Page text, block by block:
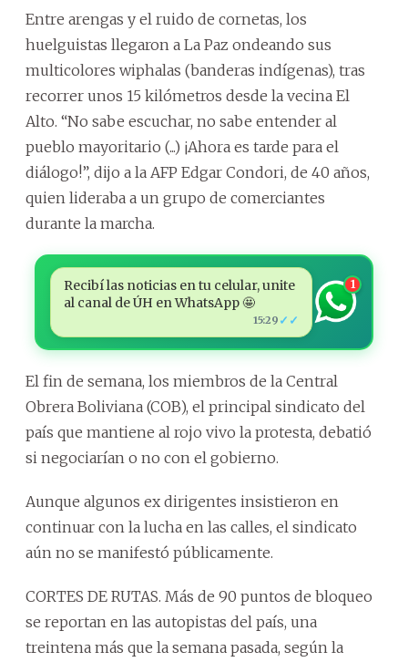
Entre arengas y el ruido de cornetas, los
huelguistas llegaron a La Paz ondeando sus
multicolores wiphalas (banderas indígenas), tras
recorrer unos 15 kilómetros desde la vecina El
Alto. “No sabe escuchar, no sabe entender al
pueblo mayoritario (...) ¡Ahora es tarde para el
diálogo!”, dijo a la AFP Edgar Condori, de 40 años,
quien lideraba a un grupo de comerciantes
durante la marcha.
Recibí las noticias en tu celular, unite
al canal de ÚH en WhatsApp 🤩
15:29 ✓✓
1
El fin de semana, los miembros de la Central
Obrera Boliviana (COB), el principal sindicato del
país que mantiene al rojo vivo la protesta, debatió
si negociarían o no con el gobierno.
Aunque algunos ex dirigentes insistieron en
continuar con la lucha en las calles, el sindicato
aún no se manifestó públicamente.
CORTES DE RUTAS. Más de 90 puntos de bloqueo
se reportan en las autopistas del país, una
treintena más que la semana pasada, según la